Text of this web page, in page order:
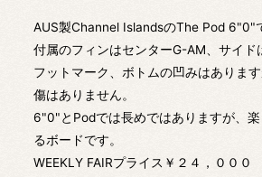
AUS製Channel IslandsのThe Pod 6"0"
付属のフィンはセンターG-AM、サイド
フットマーク、ボトムの凹みはありま
傷はありません。
6"0"とPodでは長めではありますが、
るボードです。
WEEKLY FAIRプライス￥２４，０００